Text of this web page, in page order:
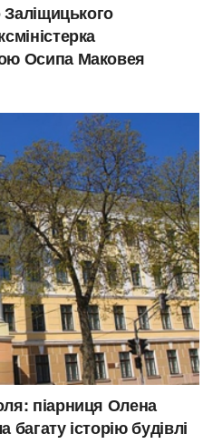
Заліщицького
Осипа Маковея
піарниця Олена
багату історію будівлі